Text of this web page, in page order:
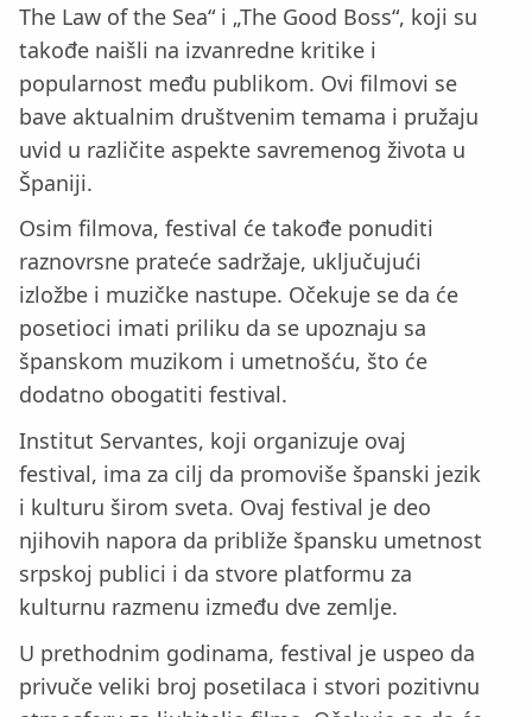
The Law of the Sea“ i „The Good Boss“, koji su
takođe naišli na izvanredne kritike i
popularnost među publikom. Ovi filmovi se
bave aktualnim društvenim temama i pružaju
uvid u različite aspekte savremenog života u
Španiji.
Osim filmova, festival će takođe ponuditi
raznovrsne prateće sadržaje, uključujući
izložbe i muzičke nastupe. Očekuje se da će
posetioci imati priliku da se upoznaju sa
španskom muzikom i umetnošću, što će
dodatno obogatiti festival.
Institut Servantes, koji organizuje ovaj
festival, ima za cilj da promoviše španski jezik
i kulturu širom sveta. Ovaj festival je deo
njihovih napora da približe špansku umetnost
srpskoj publici i da stvore platformu za
kulturnu razmenu između dve zemlje.
U prethodnim godinama, festival je uspeo da
privuče veliki broj posetilaca i stvori pozitivnu